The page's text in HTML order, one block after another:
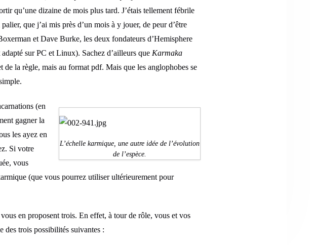
qu’une dizaine de mois plus tard. J’étais tellement fébrile
que j’ai mis près d’un mois à y jouer, de peur d’être
et Dave Burke, les deux fondateurs d’Hemisphere
sur PC et Linux). Sachez d’ailleurs que Karmaka
de la règle, mais au format pdf. Mais que les anglophobes se
L’échelle karmique, une autre idée de l’évolution
de l’espèce.
(en
gagner la
les ayez en
Si votre
vous
(que vous pourrez utiliser ultérieurement pour
en proposent trois. En effet, à tour de rôle, vous et vos
des trois possibilités suivantes :